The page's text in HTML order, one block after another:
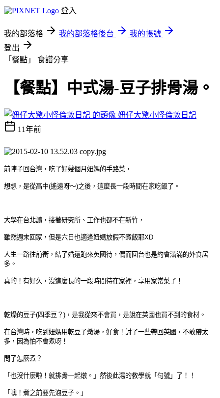
登入
我的部落格 我的部落格後台
我的帳號
登出
「餐點」 食譜分享
【餐點】中式湯-豆子排骨湯。
妞仔大驚小怪倫敦日記
11年前
前陣子回台灣，吃了好幾個月妞媽的手路菜，
想想，是從高中(遙遠呀～)之後，這麼長一段時間在家吃飯了。
大學在台北讀，接著研究所、工作也都不在新竹，
雖然週末回家，但是六日也適逢妞媽放假不煮飯耶XD
人生一路往前衝，結了婚還跑來英國待，偶而回台也是約會滿滿的外食居
多。
真的！有好久，沒這麼長的一段時間待在家裡，享用家常菜了！
乾燥的豆子(四季豆？)，是我從來不會買，是說在英國也買不到的食材。
在台灣時，吃到妞媽用乾豆子燉湯，好食！討了一些帶回英國，不敢帶太
多，因為怕不會煮呀！
問了怎麼煮？
「也沒什麼啦！就排骨一起燉。」然後此湯的教學就「句號」了！！
「噢！煮之前要先泡豆子。」